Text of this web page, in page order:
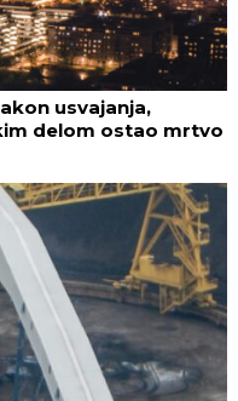
usvajanja,
delom ostao mrtvo